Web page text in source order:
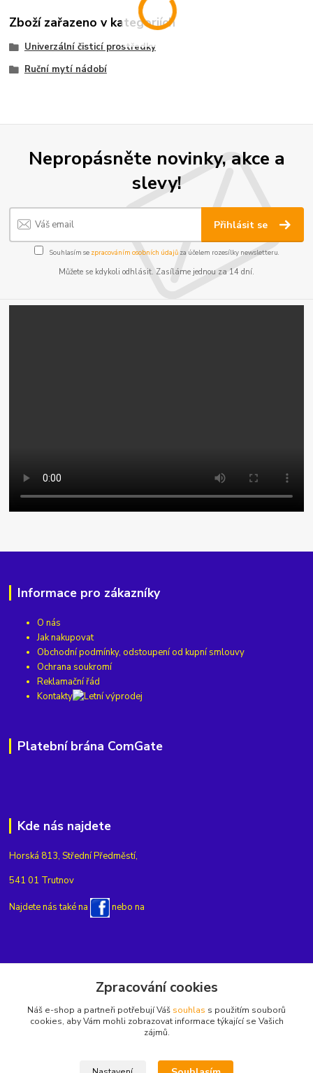
Zboží zařazeno v kategoriích
Univerzální čisticí prostředky
Ruční mytí nádobí
Nepropásněte novinky, akce a
slevy!
Přihlásit se
Souhlasím se zpracováním osobních údajůza účelem rozesílky newsletteru.
Můžete se kdykoli odhlásit. Zasíláme jednou za 14 dní.
Informace pro zákazníky
O nás
Jak nakupovat
Obchodní podmínky, odstoupení od kupní smlouvy
Ochrana soukromí
Reklamační řád
Kontakty
Platební brána ComGate
Kde nás najdete
Horská 813, Střední Předměstí,
541 01 Trutnov
Najdete nás také na nebo na
+420775654704
Zpracování cookies
Náš e-shop a partneři potřebují Váš souhlas s použitím souborů
cookies, aby Vám mohli zobrazovat informace týkající se Vašich
zájmů.